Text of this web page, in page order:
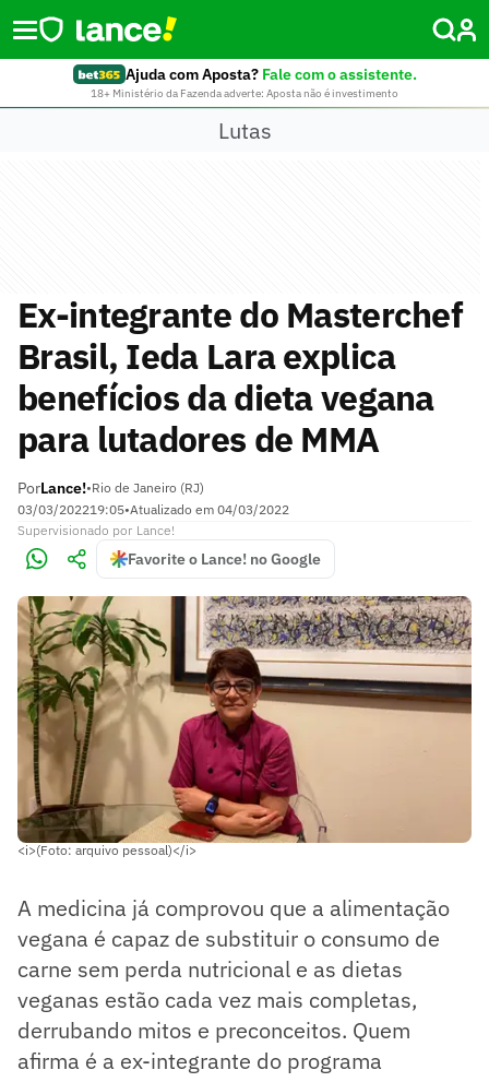
Ajuda com Aposta? Fale com o assistente.
18+ Ministério da Fazenda adverte: Aposta não é investimento
Lutas
Ex-integrante do Masterchef
Brasil, Ieda Lara explica
benefícios da dieta vegana
para lutadores de MMA
PorLance!•Rio de Janeiro (RJ)
03/03/202219:05•Atualizado em 04/03/2022
Supervisionado por Lance!
Favorite o Lance! no Google
<i>(Foto: arquivo pessoal)</i>
A medicina já comprovou que a alimentação
vegana é capaz de substituir o consumo de
carne sem perda nutricional e as dietas
veganas estão cada vez mais completas,
derrubando mitos e preconceitos. Quem
afirma é a ex-integrante do programa